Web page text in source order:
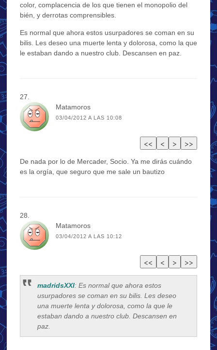
color, complacencia de los que tienen el monopolio del
bién, y derrotas comprensibles.
Es normal que ahora estos usurpadores se coman en su
bilis. Les deseo una muerte lenta y dolorosa, como la que
le estaban dando a nuestro club. Descansen en paz.
Matamoros
03/04/2012 A LAS 10:08
De nada por lo de Mercader, Socio. Ya me dirás cuándo
es la orgía, que seguro que me sale un bautizo
Matamoros
03/04/2012 A LAS 10:12
madridsXXI: Es normal que ahora estos
usurpadores se coman en su bilis. Les deseo
una muerte lenta y dolorosa, como la que le
estaban dando a nuestro club. Descansen en
paz.